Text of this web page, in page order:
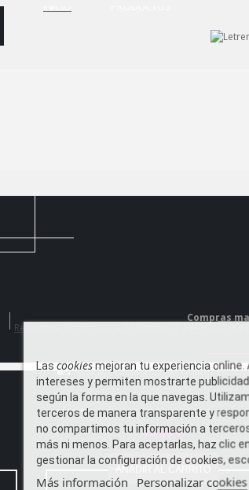
Las cookiesmejoran tu experiencia
intereses y permiten mostrarte
según la forma en la que navegas.
terceros de manera transparente y
no compartimos tu información a
más ni menos. Para aceptarlas, haz clic
gestionar la configuración de cookies,
Más información Personalizar cookies
Relevancia
CARTEL PROMOCIONAL...
14,00 €
AÑADIR AL CARRITO
Compras